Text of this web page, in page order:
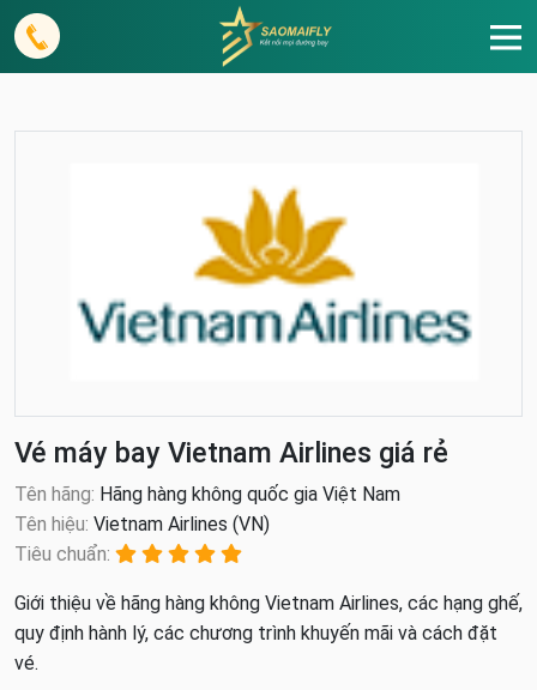
Vé máy bay Vietnam Airlines giá rẻ
Tên hãng: Hãng hàng không quốc gia Việt Nam
Tên hiệu: Vietnam Airlines (VN)
Tiêu chuẩn:
Giới thiệu về hãng hàng không Vietnam Airlines, các hạng ghế,
quy định hành lý, các chương trình khuyến mãi và cách đặt
vé.